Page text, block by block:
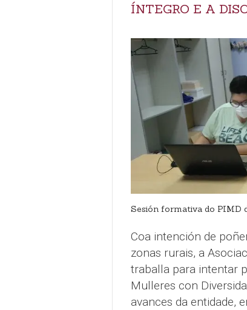
ÍNTEGRO E A
Sesión formativa do PIMD
Coa intención de
zonas rurais, a
traballa para intentar
Mulleres con
avances da entidade,